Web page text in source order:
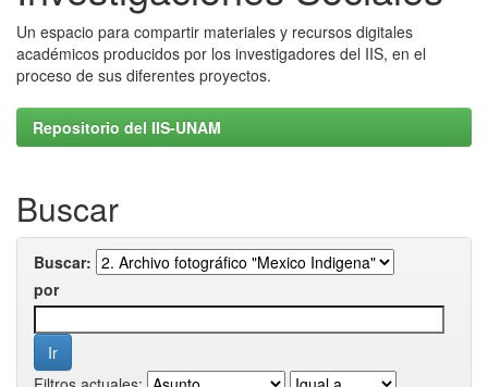
Un espacio para compartir materiales y recursos digitales
académicos producidos por los investigadores del IIS, en el
proceso de sus diferentes proyectos.
Repositorio del IIS-UNAM
Buscar
Buscar:
por